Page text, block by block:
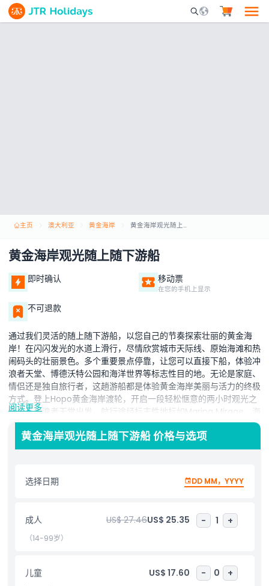
Mobile Search
主页 澳大利亚 黄金海岸 黄金海岸观光随上随下游船
黄金海岸观光随上随下游船
即时确认 移动票
在您的手机上显示
不可退款
通过我们灵活的随上随下游船，以您自己的节奏探索壮丽的黄金海
岸！在闪闪发光的水道上滑行，尽情欣赏城市天际线、原始海滩和热
闹码头的壮丽景色。多个重要景点停靠，让您可以直接下船，体验冲
浪者天堂、博德沃特公园和海洋世界等标志性目的地。无论是家庭、
情侣还是独自旅行者，这趟游船都是体验黄金海岸美丽与活力的终极
方式。登上Hopo黄金海岸渡轮，开启一段轻松惬意的两小时观光之
旅，从冲浪者天堂出发。航行途经标志性地标如Marina Mirage、海
洋世界、博德沃特公园和HOTA（艺术之家）。旅途中伴有关于该地
区丰富历史和景点的深入解说，使这成为难忘的黄金海岸水道体验方
式。
亮点
包含项
阅读更多
黄金海岸观光随上随下游船 价格与选项
选择日期 DD MM，YYYY
成人 US$ 27.46US$ 25.35 - 1 +
（14-99岁）
儿童 US$ 17.60 - 0 +